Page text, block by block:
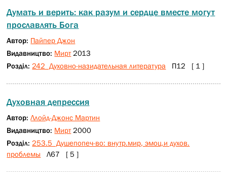
Думать и верить: как разум и сердце вместе могут
прославлять Бога
Автор: Пайпер Джон
Видавництво: Мирт2013
Розділ: 242 Духовно-назидательная литература П12 [ 1 ]
Духовная депрессия
Автор:Ллойд-Джонс Мартин
Видавництво: Мирт2000
Розділ: 253.5 Душепопеч-во: внутр.мир, эмоц.и духов.
проблемы Л67 [ 5 ]